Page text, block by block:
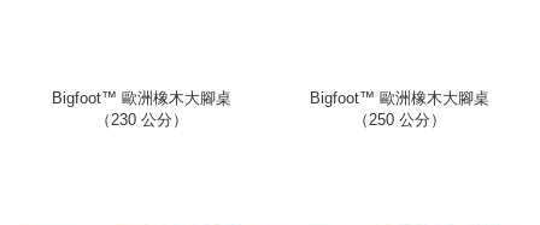
Bigfoot™ 歐洲橡木大腳桌
（230 公分）
Bigfoot™ 歐洲橡木大腳桌
（250 公分）